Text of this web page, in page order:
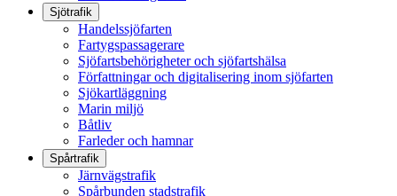
Sjötrafik
Handelssjöfarten
Fartygspassagerare
Sjöfartsbehörigheter och sjöfartshälsa
Författningar och digitalisering inom sjöfarten
Sjökartläggning
Marin miljö
Båtliv
Farleder och hamnar
Spårtrafik
Järnvägstrafik
Spårbunden stadstrafik